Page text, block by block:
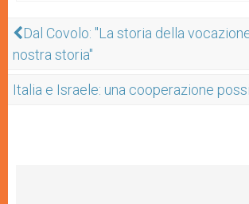
Dal Covolo: "La storia della
nostra storia"
Italia e Israele: una cooperazione